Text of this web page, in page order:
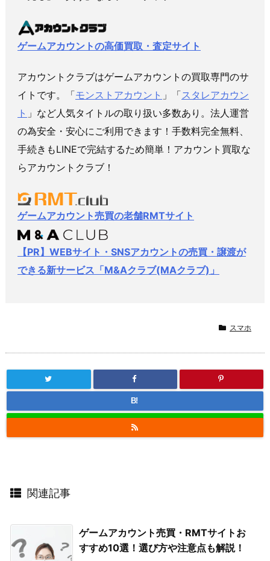
ゲームアカウントの高価買取・査定サイト
アカウントクラブはゲームアカウントの買取専門のサ
イトです。「モンストアカウント 」「スタレアカウン
ト 」など人気タイトルの取り扱い多数あり。法人運営
の為安全・安心にご利用できます！手数料完全無料、
手続きもLINEで完結するため簡単！アカウント買取な
らアカウントクラブ！
ゲームアカウント売買の老舗RMTサイト
【PR】WEBサイト・SNSアカウントの売買・譲渡が
できる新サービス「M&Aクラブ(MAクラブ)」
スマホ
B!
関連記事
ゲームアカウント売買・RMTサイトお
すすめ10選！選び方や注意点も解説！